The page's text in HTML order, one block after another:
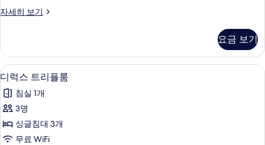
룸
진
모
두
보
기
자세히 보기
스
트
윈
룸
자
세
히
기
요금 보기
디
럭
스
트
리
5
디럭스 트리플룸
침실 1개
3명
싱글침대 3개
무료 WiFi